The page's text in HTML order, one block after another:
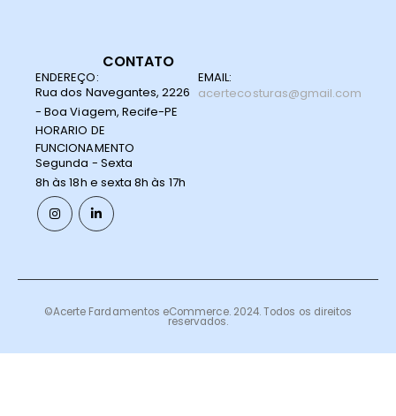
CONTATO
ENDEREÇO:
Rua dos Navegantes, 2226
- Boa Viagem, Recife-PE
EMAIL:
acertecosturas@gmail.com
HORARIO DE
FUNCIONAMENTO
Segunda - Sexta
8h às 18h e sexta 8h às 17h
©Acerte Fardamentos eCommerce. 2024. Todos os direitos
reservados.